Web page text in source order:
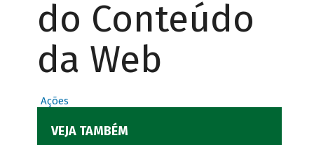
do Conteúdo
da Web
Ações
VEJA TAMBÉM